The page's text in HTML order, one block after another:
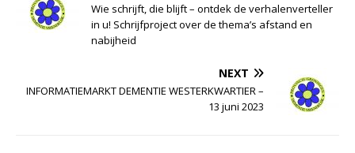
Wie schrijft, die blijft – ontdek de verhalenverteller
in u! Schrijfproject over de thema’s afstand en
nabijheid
NEXT
INFORMATIEMARKT DEMENTIE WESTERKWARTIER –
13 juni 2023